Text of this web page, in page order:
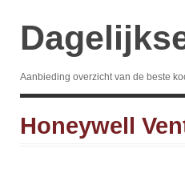
Aanbieding overzicht van de beste
Honeywell